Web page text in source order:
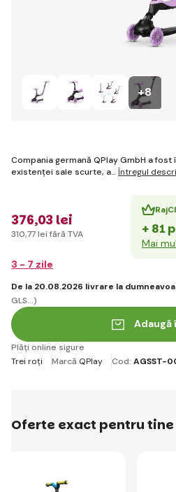
+8
Compania germană QPlay GmbH a fost
existenței sale scurte, a… Întregul
376,03 lei
310,77 lei fără TVA + 81
Mai
3 - 7 zile
De la 20.08.2026 livrare la
GLS...)
Adaugă
Plăți online sigure
Trei roți
Marcă QPlay Cod: AGSST-
Oferte exact pentru tine